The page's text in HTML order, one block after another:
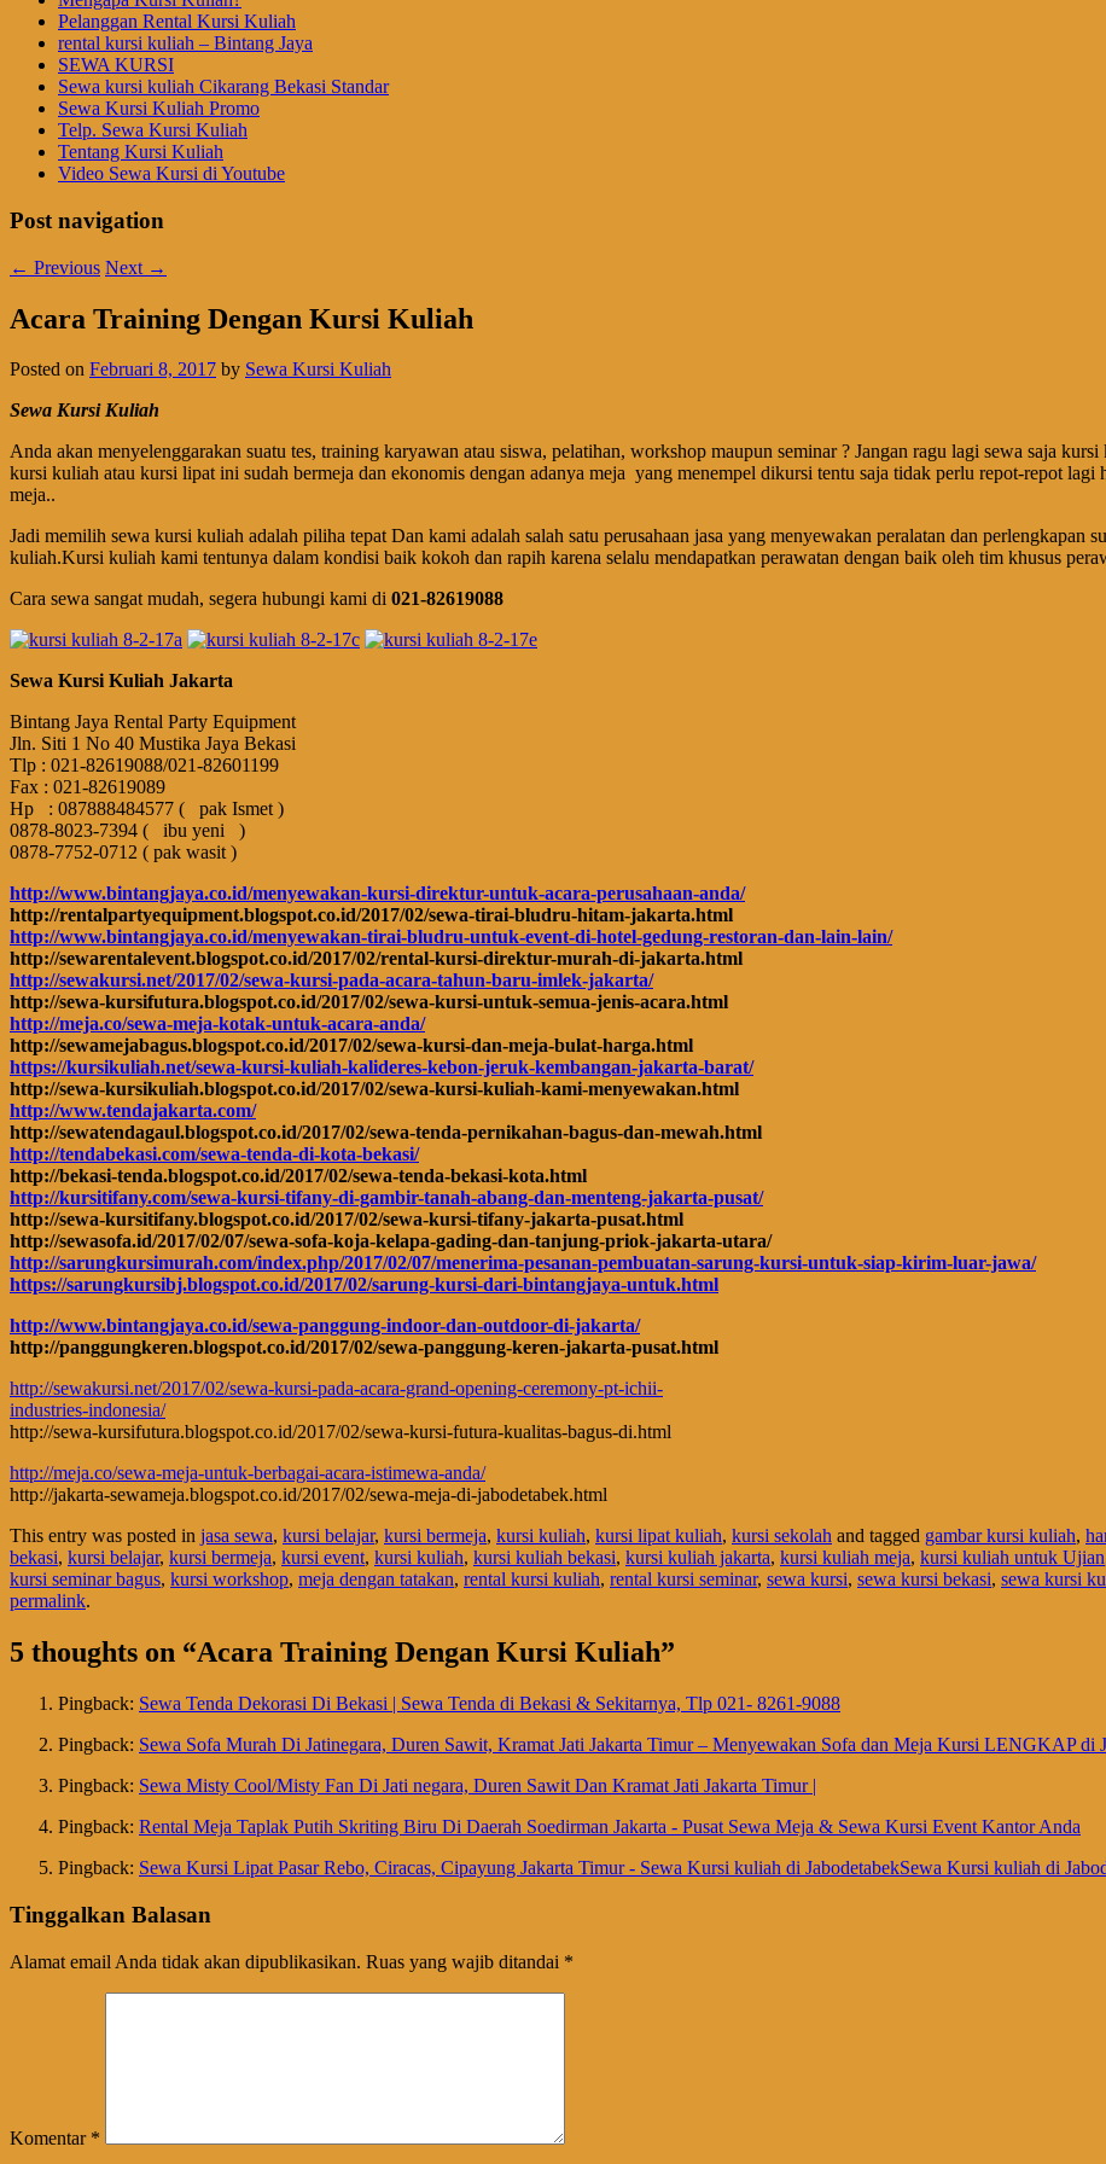
Pelanggan Rental Kursi Kuliah
rental kursi kuliah – Bintang Jaya
SEWA KURSI
Sewa kursi kuliah Cikarang Bekasi Standar
Sewa Kursi Kuliah Promo
Telp. Sewa Kursi Kuliah
Tentang Kursi Kuliah
Video Sewa Kursi di Youtube
Post navigation
← Previous Next →
Acara Training Dengan Kursi Kuliah
Posted on Februari 8, 2017 by Sewa Kursi Kuliah
Sewa Kursi Kuliah
Anda akan menyelenggarakan suatu tes, training karyawan atau siswa, pelatihan, workshop maupun seminar ? Jangan ragu lagi sewa saja
kursi kuliah atau kursi lipat ini sudah bermeja dan ekonomis dengan adanya meja yang menempel dikursi tentu saja tidak perlu repot-repot
meja..
Jadi memilih sewa kursi kuliah adalah piliha tepat Dan kami adalah salah satu perusahaan jasa yang menyewakan peralatan dan perlengkapan
kuliah.Kursi kuliah kami tentunya dalam kondisi baik kokoh dan rapih karena selalu mendapatkan perawatan dengan baik oleh tim khusus
Cara sewa sangat mudah, segera hubungi kami di 021-82619088
Sewa Kursi Kuliah Jakarta
Bintang Jaya Rental Party Equipment
Jln. Siti 1 No 40 Mustika Jaya Bekasi
Tlp : 021-82619088/021-82601199
Fax : 021-82619089
Hp : 087888484577 ( pak Ismet )
0878-8023-7394 ( ibu yeni )
0878-7752-0712 ( pak wasit )
http://www.bintangjaya.co.id/menyewakan-kursi-direktur-untuk-acara-perusahaan-anda/
http://rentalpartyequipment.blogspot.co.id/2017/02/sewa-tirai-bludru-hitam-jakarta.html
http://www.bintangjaya.co.id/menyewakan-tirai-bludru-untuk-event-di-hotel-gedung-restoran-dan-lain-lain/
http://sewarentalevent.blogspot.co.id/2017/02/rental-kursi-direktur-murah-di-jakarta.html
http://sewakursi.net/2017/02/sewa-kursi-pada-acara-tahun-baru-imlek-jakarta/
http://sewa-kursifutura.blogspot.co.id/2017/02/sewa-kursi-untuk-semua-jenis-acara.html
http://meja.co/sewa-meja-kotak-untuk-acara-anda/
http://sewamejabagus.blogspot.co.id/2017/02/sewa-kursi-dan-meja-bulat-harga.html
https://kursikuliah.net/sewa-kursi-kuliah-kalideres-kebon-jeruk-kembangan-jakarta-barat/
http://sewa-kursikuliah.blogspot.co.id/2017/02/sewa-kursi-kuliah-kami-menyewakan.html
http://www.tendajakarta.com/
http://sewatendagaul.blogspot.co.id/2017/02/sewa-tenda-pernikahan-bagus-dan-mewah.html
http://tendabekasi.com/sewa-tenda-di-kota-bekasi/
http://bekasi-tenda.blogspot.co.id/2017/02/sewa-tenda-bekasi-kota.html
http://kursitifany.com/sewa-kursi-tifany-di-gambir-tanah-abang-dan-menteng-jakarta-pusat/
http://sewa-kursitifany.blogspot.co.id/2017/02/sewa-kursi-tifany-jakarta-pusat.html
http://sewasofa.id/2017/02/07/sewa-sofa-koja-kelapa-gading-dan-tanjung-priok-jakarta-utara/
http://sarungkursimurah.com/index.php/2017/02/07/menerima-pesanan-pembuatan-sarung-kursi-untuk-siap-kirim-luar-jawa/
https://sarungkursibj.blogspot.co.id/2017/02/sarung-kursi-dari-bintangjaya-untuk.html
http://www.bintangjaya.co.id/sewa-panggung-indoor-dan-outdoor-di-jakarta/
http://panggungkeren.blogspot.co.id/2017/02/sewa-panggung-keren-jakarta-pusat.html
http://sewakursi.net/2017/02/sewa-kursi-pada-acara-grand-opening-ceremony-pt-ichii-
industries-indonesia/
http://sewa-kursifutura.blogspot.co.id/2017/02/sewa-kursi-futura-kualitas-bagus-di.html
http://meja.co/sewa-meja-untuk-berbagai-acara-istimewa-anda/
http://jakarta-sewameja.blogspot.co.id/2017/02/sewa-meja-di-jabodetabek.html
This entry was posted in jasa sewa, kursi belajar, kursi bermeja, kursi kuliah, kursi lipat kuliah, kursi sekolah and tagged gambar kursi kuliah,
bekasi, kursi belajar, kursi bermeja, kursi event, kursi kuliah, kursi kuliah bekasi, kursi kuliah jakarta, kursi kuliah meja, kursi kuliah untuk Ujian
kursi seminar bagus, kursi workshop, meja dengan tatakan, rental kursi kuliah, rental kursi seminar, sewa kursi, sewa kursi bekasi, sewa kursi
permalink.
5 thoughts on “Acara Training Dengan Kursi Kuliah”
Pingback: Sewa Tenda Dekorasi Di Bekasi | Sewa Tenda di Bekasi & Sekitarnya, Tlp 021- 8261-9088
Pingback: Sewa Sofa Murah Di Jatinegara, Duren Sawit, Kramat Jati Jakarta Timur – Menyewakan Sofa dan Meja Kursi LENGKAP
Pingback: Sewa Misty Cool/Misty Fan Di Jati negara, Duren Sawit Dan Kramat Jati Jakarta Timur |
Pingback: Rental Meja Taplak Putih Skriting Biru Di Daerah Soedirman Jakarta - Pusat Sewa Meja & Sewa Kursi Event Kantor Anda
Pingback: Sewa Kursi Lipat Pasar Rebo, Ciracas, Cipayung Jakarta Timur - Sewa Kursi kuliah di JabodetabekSewa Kursi kuliah di
Tinggalkan Balasan
Alamat email Anda tidak akan dipublikasikan. Ruas yang wajib ditandai *
Komentar *